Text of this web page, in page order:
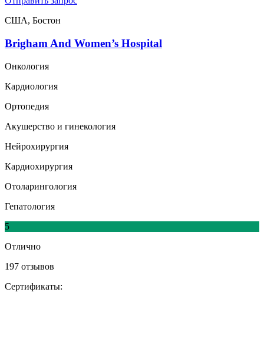
США, Бостон
Brigham And Women’s Hospital
Онкология
Кардиология
Ортопедия
Акушерство и гинекология
Нейрохирургия
Кардиохирургия
Отоларингология
Гепатология
5
Отлично
197 отзывов
Сертификаты: